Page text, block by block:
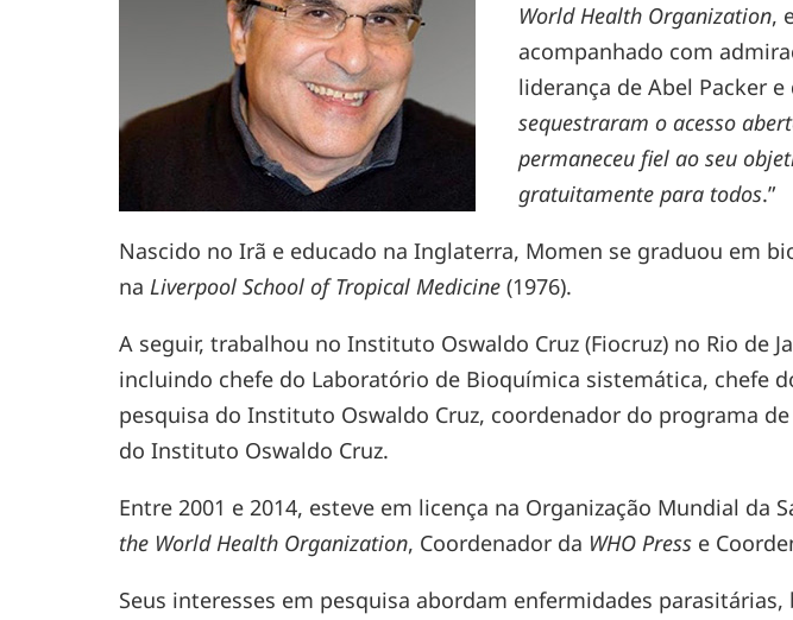
World Health Organization,
acompanhado com
liderança de Abel Packer e
sequestraram o acesso
permaneceu fiel ao seu
gratuitamente para todos.”
Nascido no Irã e educado na Inglaterra, Momen se graduou em
naLiverpool School of Tropical Medicine (1976).
A seguir, trabalhou no Instituto Oswaldo Cruz (Fiocruz) no Rio de
incluindo chefe do Laboratório de Bioquímica sistemática, chefe
pesquisa do Instituto Oswaldo Cruz, coordenador do programa
do Instituto Oswaldo Cruz.
Entre 2001 e 2014, esteve em licença na Organização Mundial
the World Health Organization, Coordenador da WHO Press e
Seus interesses em pesquisa abordam enfermidades